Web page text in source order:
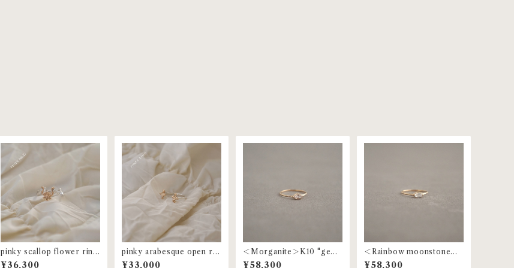
pinky scallop flower ring
| MR-98-P
¥36,300
pinky arabesque open rin
g | MR-81-P
¥33,000
＜Morganite＞K10 "gem
stone"grain ring | MR-11
¥58,300
＜Rainbow moonstone＞
K10 "gem stone"grain rin
¥58,300